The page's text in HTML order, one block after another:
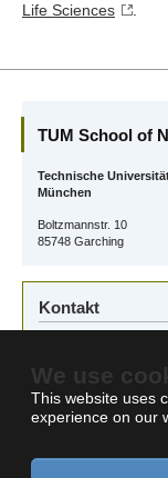
We use
This website uses
experience on our
Life Sciences
TUM School of
Technische
München
Boltzmannstr. 10
85748 Garching
Kontakt